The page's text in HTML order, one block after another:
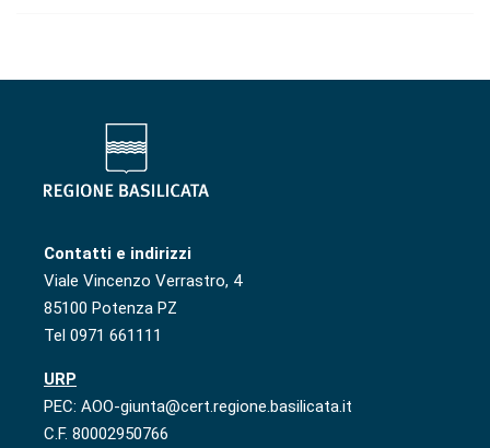
Contatti e indirizzi
Viale Vincenzo Verrastro, 4
85100 Potenza PZ
Tel 0971 661111
URP
PEC: AOO-giunta@cert.regione.basilicata.it
C.F. 80002950766